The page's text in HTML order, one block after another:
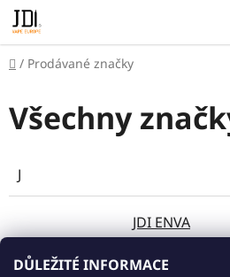
DŮLEŽITÉ INFORMACE
Přejít
na
obsah
Domů
/ Prodávané značky
Všechny
J
JDI ENVA
JDI MARCH